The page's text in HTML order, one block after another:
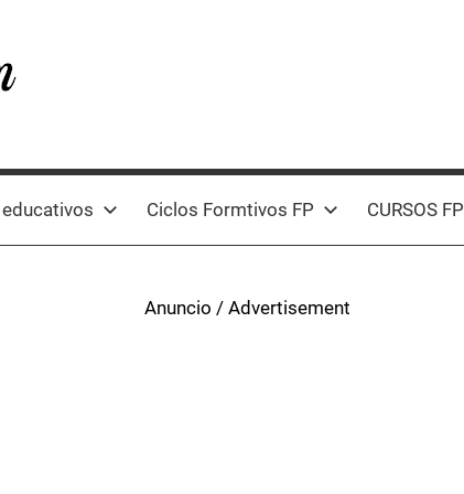
Ciclos Formtivos FP CURSOS FP